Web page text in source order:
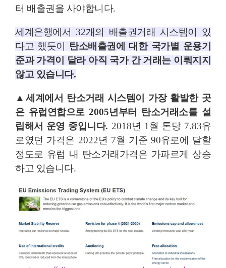
터 배출권을 사야합니다.
세계은행에서 32개의 배출권거래 시스템이 있
다고 했듯이 탄소배출권에 대한 국가별 운용기
준과 가격이 달라 아직 국가 간 거래는 이뤄지지
않고 있습니다.
▲세계에서 탄소거래 시스템이 가장 활발한 곳
은 유럽연합으로2005년부터 탄소거래소를 설
립해서 운영 중입니다. 2018년 1 월 톤당 7.83유
로였던 가격은 2022년 7월 기준 90유로에 달할
정도로 유럽 내 탄소거래가격은 가파르게 상승
하고 있습니다.